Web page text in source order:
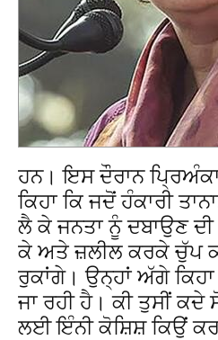
ਹਨ। ਇਸ ਦੌਰਾਨ ਪ੍ਰਿਅੰਕਾ
ਕਿਹਾ ਕਿ ਜਦੋਂ ਹੰਕਾਰੀ
ਲੈ ਕੇ ਜਨਤਾ ਨੂੰ ਦਬਾਉਣ
ਕੇ ਅਤੇ ਜ਼ਲੀਲ ਕਰਕੇ ਚੁੱਪ
ਰੁਕਾਂਗੇ। ਉਨ੍ਹਾਂ ਅੱਗੇ
ਜਾ ਰਹੀ ਹੈ। ਕੀ ਤੁਸੀਂ
ਲਈ ਇੰਨੀ ਕੋਸ਼ਿਸ਼ ਕਿਉਂ ਕਰ